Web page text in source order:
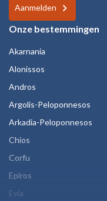
Aanmelden
Onze bestemmingen
Akarnania
Alonissos
Andros
Argolis-Peloponnesos
Arkadia-Peloponnesos
Chios
Corfu
Epiros
Evia